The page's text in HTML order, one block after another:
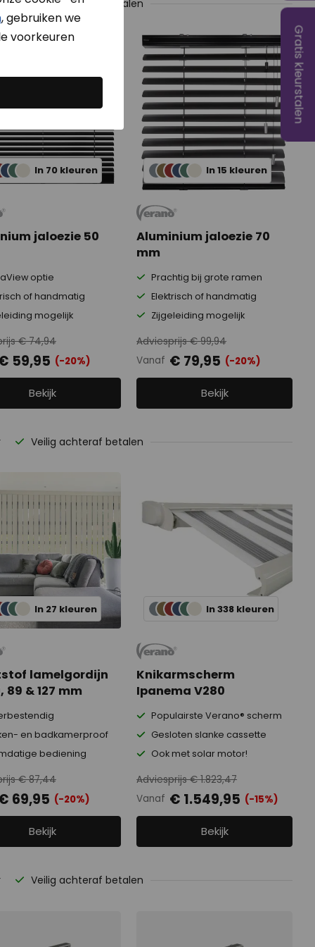
Veilig achteraf betalen
In 70 kleuren
jaloezie 50
optie
of handmatig
mogelijk
€ 74,94
59,95 (-20%)
Bekijk
In 15 kleuren
Aluminium jaloezie 70
mm
Prachtig bij grote ramen
Elektrisch of handmatig
Zijgeleiding mogelijk
Adviesprijs € 99,94
Vanaf € 79,95 (-20%)
Bekijk
Veilig achteraf betalen
In 27 kleuren
lamelgordijn
89 & 127 mm
en badkamerproof
bediening
€ 87,44
69,95 (-20%)
Bekijk
In 338 kleuren
Knikarmscherm
Ipanema V280
Populairste Verano® scherm
Gesloten slanke cassette
Ook met solar motor!
Adviesprijs € 1.823,47
Vanaf € 1.549,95 (-15%)
Bekijk
Veilig achteraf betalen
, gebruiken we
voorkeuren
Gratis kleurstalen